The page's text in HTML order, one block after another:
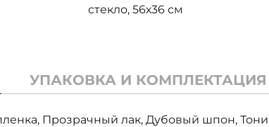
стекло, 56х36 см
УПАКОВКА И КОМПЛЕКТАЦИЯ
Прозрачный лак, Дубовый шпон,